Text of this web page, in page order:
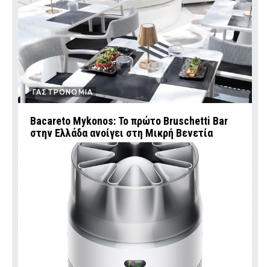
ΓΑΣΤΡΟΝΟΜΙΑ
Bacareto Mykonos: Το πρώτο Bruschetti Bar
στην Ελλάδα ανοίγει στη Μικρή Βενετία